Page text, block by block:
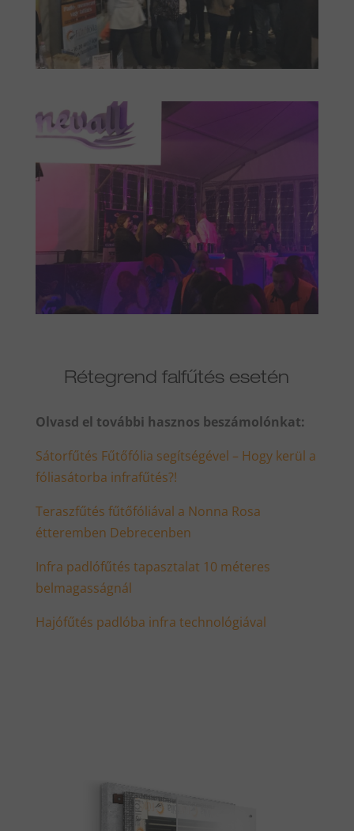
Rétegrend falfűtés esetén
Olvasd el további hasznos beszámolónkat:
Sátorfűtés Fűtőfólia segítségével – Hogy kerül a
fóliasátorba infrafűtés?!
Teraszfűtés fűtőfóliával a Nonna Rosa
étteremben Debrecenben
Infra padlófűtés tapasztalat 10 méteres
belmagasságnál
Hajófűtés padlóba infra technológiával